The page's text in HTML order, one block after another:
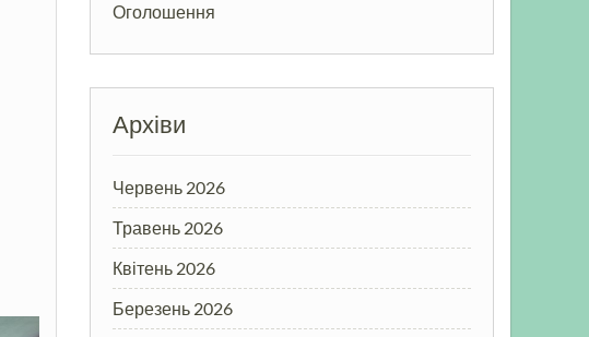
Оголошення
Архіви
Червень 2026
Травень 2026
Квітень 2026
Березень 2026